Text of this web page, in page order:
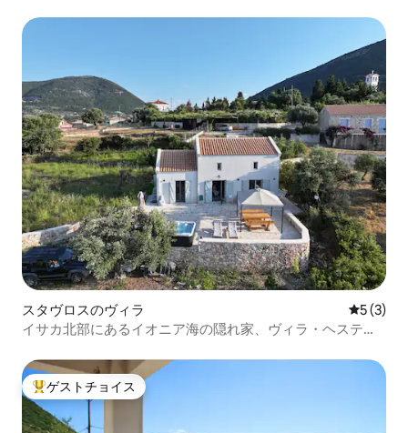
スタヴロスのヴィラ レビュー
5 (3)
イサカ北部にあるイオニア海の隠れ家、ヴィラ・ヘスティ
大好評のゲストチョイスです。
ゲストチョイス